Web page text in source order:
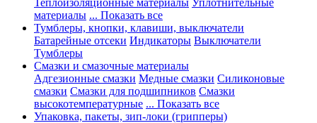
Теплоизоляционные материалы Уплотнительные
материалы ... Показать все
Тумблеры, кнопки, клавиши, выключатели
Батарейные отсеки Индикаторы Выключатели
Тумблеры
Смазки и смазочные материалы
Адгезионные смазки Медные смазки Силиконовые
смазки Смазки для подшипников Смазки
высокотемпературные ... Показать все
Упаковка, пакеты, зип-локи (грипперы)